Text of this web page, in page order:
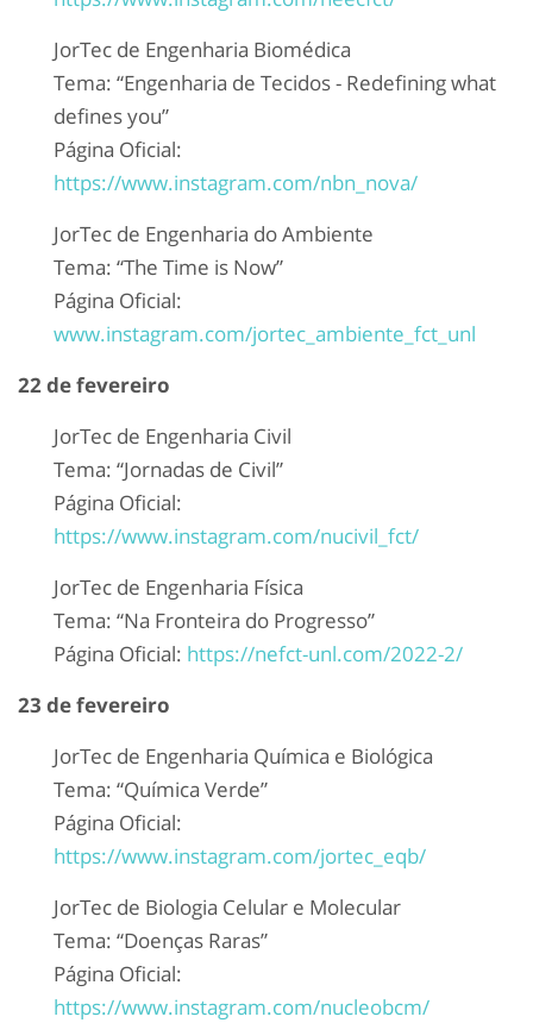
JorTec de Engenharia Biomédica
Tema: “Engenharia de Tecidos - Redefining what
defines you”
Página Oficial:
https://www.instagram.com/nbn_nova/
JorTec de Engenharia do Ambiente
Tema: “The Time is Now”
Página Oficial:
www.instagram.com/jortec_ambiente_fct_unl
22 de fevereiro
JorTec de Engenharia Civil
Tema: “Jornadas de Civil”
Página Oficial:
https://www.instagram.com/nucivil_fct/
JorTec de Engenharia Física
Tema: “Na Fronteira do Progresso”
Página Oficial: https://nefct-unl.com/2022-2/
23 de fevereiro
JorTec de Engenharia Química e Biológica
Tema: “Química Verde”
Página Oficial:
https://www.instagram.com/jortec_eqb/
JorTec de Biologia Celular e Molecular
Tema: “Doenças Raras”
Página Oficial:
https://www.instagram.com/nucleobcm/